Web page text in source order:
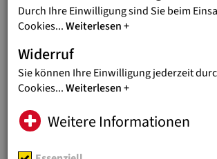
SYRIEN
KRISENGEBIET
Ein Bericht von Sr.
Durch Ihre Einwilligung sind Sie beim
Cookies...Weiterlesen
Widerruf
Sie können Ihre Einwilligung jederzeit
Cookies...Weiterlesen
Weitere Informationen